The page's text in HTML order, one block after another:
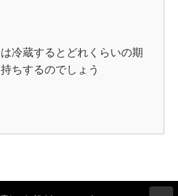
は冷蔵するとどれくらいの期
ちするのでしょう